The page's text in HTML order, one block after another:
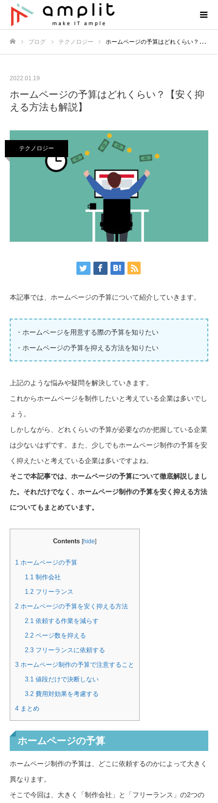
ブログ テクノロジー ホームページの予算はどれくらい？【安く抑える方法も解説】
2022.01.19
ホームページの予算はどれくらい？【安く抑
える方法も解説】
テクノロジー
本記事では、ホームページの予算について紹介していきます。
・ホームページを用意する際の予算を知りたい
・ホームページの予算を抑える方法を知りたい
上記のような悩みや疑問を解決していきます。
これからホームページを制作したいと考えている企業は多いでし
ょう。
しかしながら、どれくらいの予算が必要なのか把握している企業
は少ないはずです。また、少しでもホームページ制作の予算を安
く抑えたいと考えている企業は多いですよね。
そこで本記事では、ホームページの予算について徹底解説しまし
た。それだけでなく、ホームページ制作の予算を安く抑える方法
についてもまとめています。
Contents [hide]
1 ホームページの予算
1.1 制作会社
1.2フリーランス
2 ホームページの予算を安く抑える方法
2.1 依頼する作業を減らす
2.2ページ数を抑える
2.3フリーランスに依頼する
3 ホームページ制作の予算で注意すること
3.1 値段だけで決断しない
3.2費用対効果を考慮する
4 まとめ
ホームページの予算
ホームページ制作の予算は、どこに依頼するのかによって大きく
異なります。
そこで今回は、大きく「制作会社」と「フリーランス」の2つの